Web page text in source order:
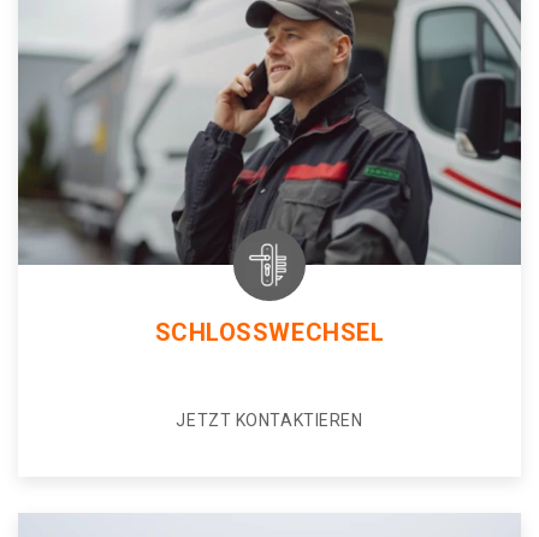
SCHLOSSWECHSEL
JETZT KONTAKTIEREN